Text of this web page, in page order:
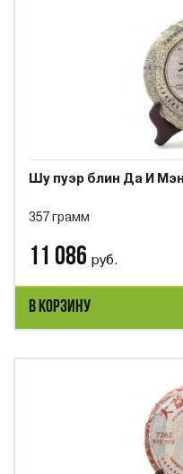
Шу пуэр блин Да И
357 грамм
11 086 руб.
В КОРЗИНУ